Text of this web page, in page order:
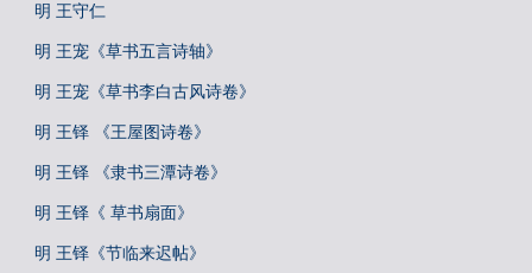
明 王守仁
明 王宠《草书五言诗轴》
明 王宠《草书李白古风诗卷》
明 王铎 《王屋图诗卷》
明 王铎 《隶书三潭诗卷》
明 王铎《 草书扇面》
明 王铎《节临来迟帖》